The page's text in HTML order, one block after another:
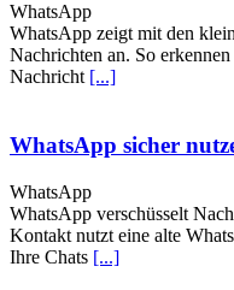
WhatsApp
WhatsApp zeigt mit den
Nachrichten an. So
Nachricht [...]
WhatsApp sicher
WhatsApp
WhatsApp verschüsselt
Kontakt nutzt eine alte
Ihre Chats [...]